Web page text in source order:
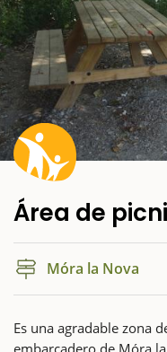
Área de
Móra la Nova
Es una agradable zona
embarcadero de Móra